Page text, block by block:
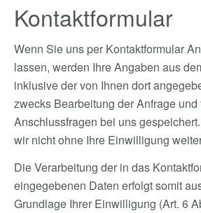
Kontaktformular
Wenn Sie uns per Kontaktformular
lassen, werden Ihre Angaben aus
inklusive der von Ihnen dort
zwecks Bearbeitung der Anfrage und
Anschlussfragen bei uns
wir nicht ohne Ihre Einwilligung
Die Verarbeitung der in das
eingegebenen Daten erfolgt somit
Grundlage Ihrer Einwilligung (Art. 6